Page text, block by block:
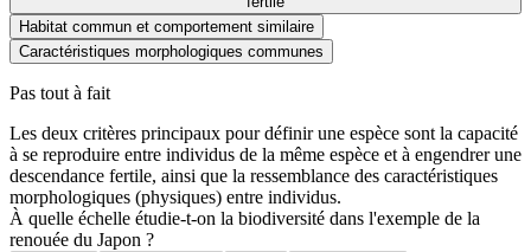
Habitat commun et comportement similaire
Caractéristiques morphologiques communes
Pas tout à fait
Les deux critères principaux pour définir une espèce sont la capacité
à se reproduire entre individus de la même espèce et à engendrer une
descendance fertile, ainsi que la ressemblance des caractéristiques
morphologiques (physiques) entre individus.
À quelle échelle étudie-t-on la biodiversité dans l'exemple de la
renouée du Japon ?